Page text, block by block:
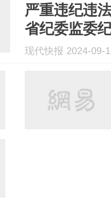
严重违纪违
省纪委监委
现代快报 2024-09-